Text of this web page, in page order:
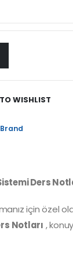
WISHLIST
Ders
için özel
Notları ,